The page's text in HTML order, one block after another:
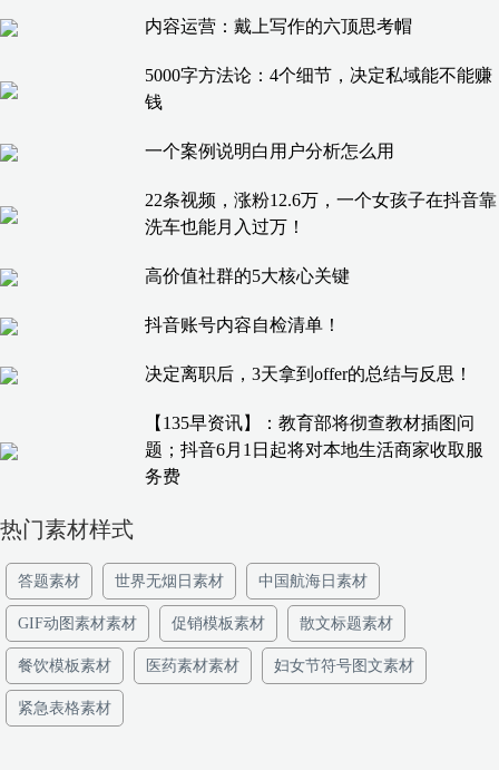
内容运营：戴上写作的六顶思考帽
5000字方法论：4个细节，决定私域能不能赚
钱
一个案例说明白用户分析怎么用
22条视频，涨粉12.6万，一个女孩子在抖音靠
洗车也能月入过万！
高价值社群的5大核心关键
抖音账号内容自检清单！
决定离职后，3天拿到offer的总结与反思！
【135早资讯】：教育部将彻查教材插图问
题；抖音6月1日起将对本地生活商家收取服
务费
热门素材样式
答题素材 世界无烟日素材 中国航海日素材
GIF动图素材素材 促销模板素材 散文标题素材
餐饮模板素材 医药素材素材 妇女节符号图文素材
紧急表格素材